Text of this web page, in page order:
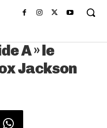
A » le
Jackson